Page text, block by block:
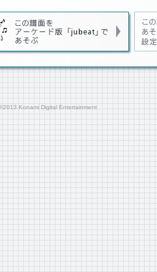
Konami Digital Entertainment